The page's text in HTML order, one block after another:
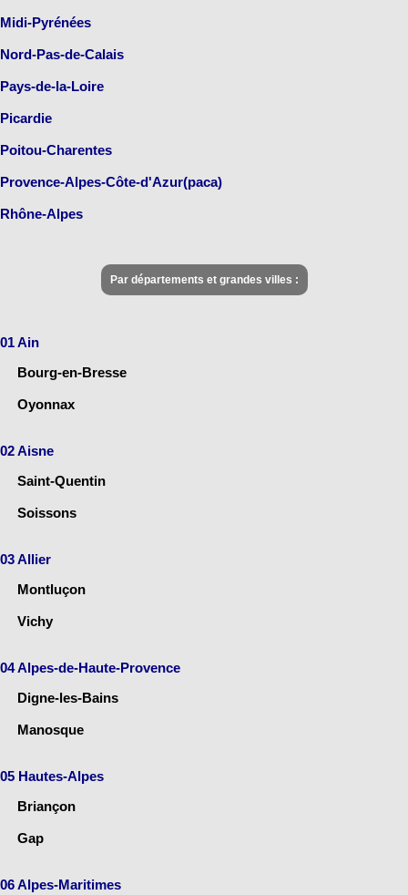
Midi-Pyrénées
Nord-Pas-de-Calais
Pays-de-la-Loire
Picardie
Poitou-Charentes
Provence-Alpes-Côte-d'Azur(paca)
Rhône-Alpes
Par départements et grandes villes :
01 Ain
Bourg-en-Bresse
Oyonnax
02 Aisne
Saint-Quentin
Soissons
03 Allier
Montluçon
Vichy
04 Alpes-de-Haute-Provence
Digne-les-Bains
Manosque
05 Hautes-Alpes
Briançon
Gap
06 Alpes-Maritimes